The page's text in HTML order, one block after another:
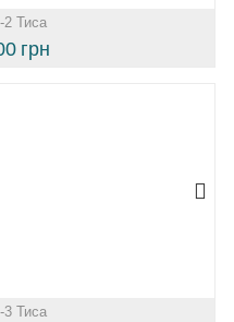
2 Тиса
грн
3 Тиса